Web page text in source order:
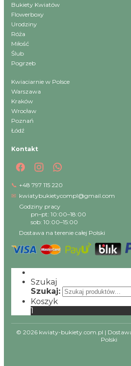
Bukiety Kwiatów
Flowerboxy
Urodziny
Róża
Miłość
Ślub
Pogrzeb
Kwiaciarnie w Polsce
Warszawa
Kraków
Wrocław
Poznań
Łódź
Kontakt
📞 +48 797 115 220
✉ kwiatybukietycompl@gmail.com
Godziny pracy
pn–pt: 10:00–18:00
sob: 10:00–15:00
Dostawa na terenie całej Polski
Szukaj
Szukaj:
Koszyk
1
© 2026 kwiaty-bukiety.com.pl |
Polski